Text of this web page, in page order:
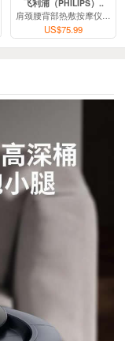
飞利浦（PHILIPS）..
肩颈腰背部热敷按摩仪斜方..
US$75.99